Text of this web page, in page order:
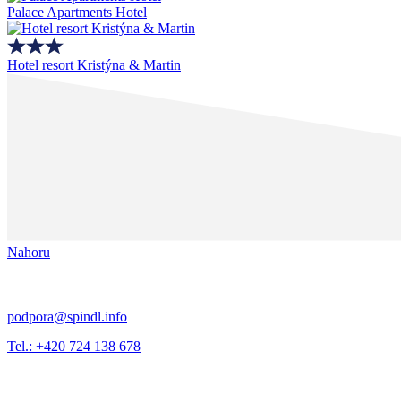
Palace Apartments Hotel
Hotel resort Kristýna & Martin
Nahoru
podpora@spindl.info
Tel.: +420 724 138 678